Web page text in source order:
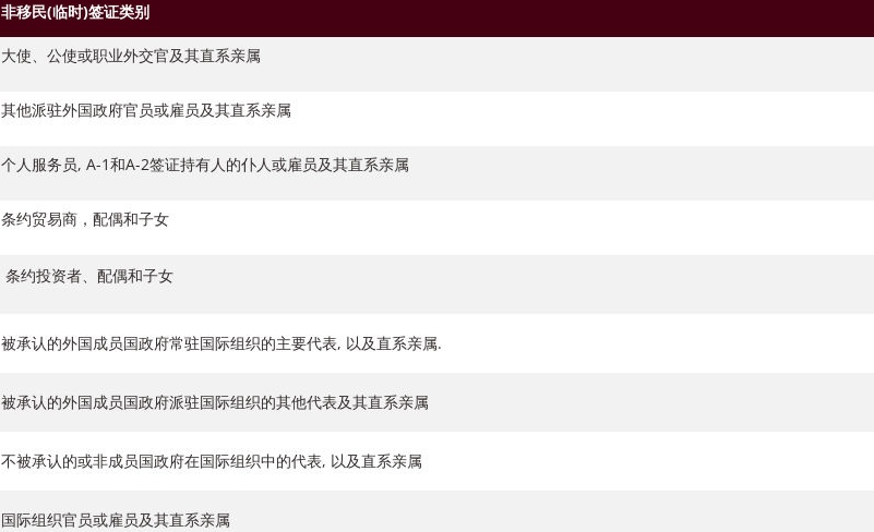
非移民(临时)签证类别
大使、公使或职业外交官及其直系亲属
其他派驻外国政府官员或雇员及其直系亲属
个人服务员, A-1和A-2签证持有人的仆人或雇员及其直系亲属
条约贸易商，配偶和子女
条约投资者、配偶和子女
被承认的外国成员国政府常驻国际组织的主要代表, 以及直系亲属.
被承认的外国成员国政府派驻国际组织的其他代表及其直系亲属
不被承认的或非成员国政府在国际组织中的代表, 以及直系亲属
国际组织官员或雇员及其直系亲属